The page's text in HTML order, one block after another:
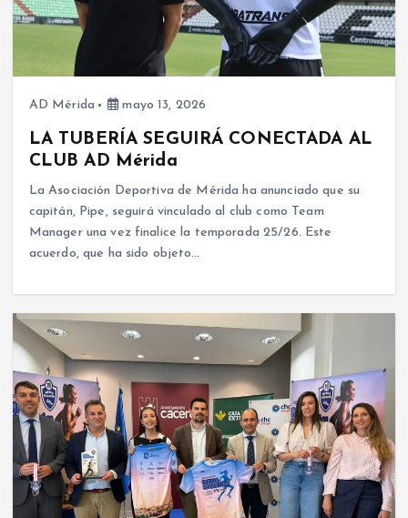
AD Mérida mayo 13, 2026
LA TUBERÍA SEGUIRÁ CONECTADA AL
CLUB AD Mérida
La Asociación Deportiva de Mérida ha anunciado que su
capitán, Pipe, seguirá vinculado al club como Team
Manager una vez finalice la temporada 25/26. Este
acuerdo, que ha sido objeto…